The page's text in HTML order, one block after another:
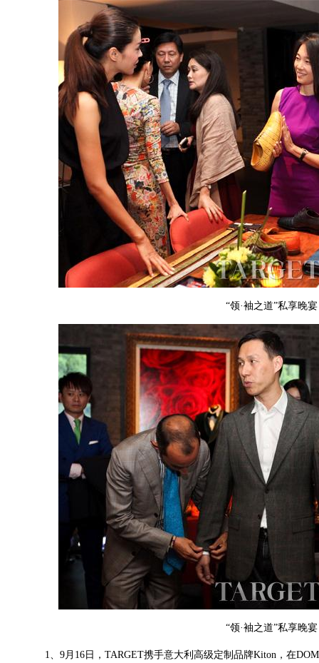
“领·袖之道”私享晚宴
“领·袖之道”私享晚宴
1、9月16日，TARGET携手意大利高级定制品牌Kiton，在